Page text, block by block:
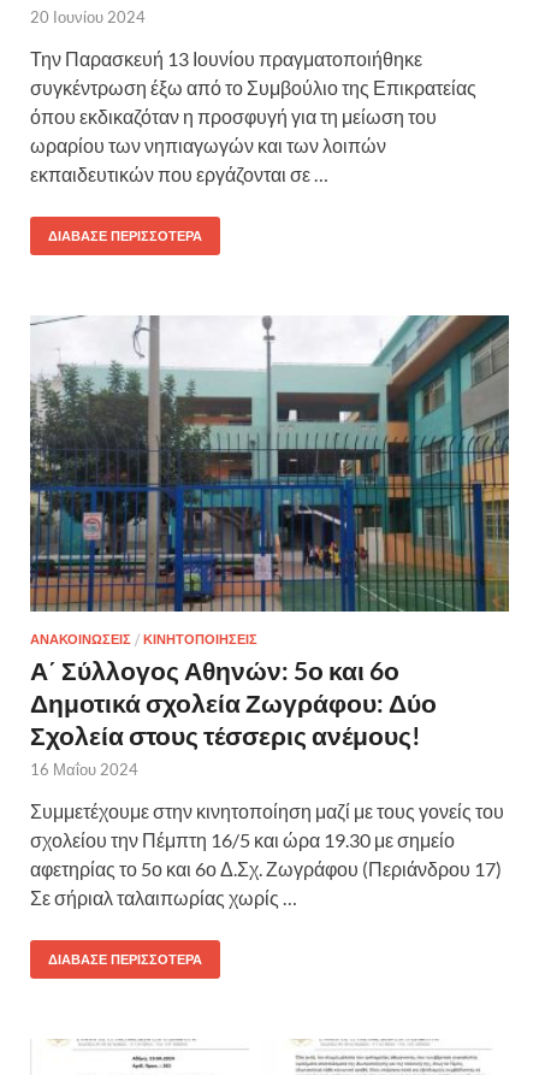
20 Ιουνίου 2024
Την Παρασκευή 13 Ιουνίου πραγματοποιήθηκε
συγκέντρωση έξω από το Συμβούλιο της Επικρατείας
όπου εκδικαζόταν η προσφυγή για τη μείωση του
ωραρίου των νηπιαγωγών και των λοιπών
εκπαιδευτικών που εργάζονται σε …
ΔΙΆΒΑΣΕ ΠΕΡΙΣΣΌΤΕΡΑ
ΑΝΑΚΟΙΝΩΣΕΙΣ / ΚΙΝΗΤΟΠΟΙΗΣΕΙΣ
Α΄ Σύλλογος Αθηνών: 5ο και 6ο
Δημοτικά σχολεία Ζωγράφου: Δύο
Σχολεία στους τέσσερις ανέμους!
16 Μαΐου 2024
Συμμετέχουμε στην κινητοποίηση μαζί με τους γονείς του
σχολείου την Πέμπτη 16/5 και ώρα 19.30 με σημείο
αφετηρίας το 5ο και 6ο Δ.Σχ. Ζωγράφου (Περιάνδρου 17)
Σε σήριαλ ταλαιπωρίας χωρίς …
ΔΙΆΒΑΣΕ ΠΕΡΙΣΣΌΤΕΡΑ